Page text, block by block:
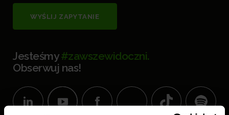
WYŚLIJ ZAPYTANIE
Jesteśmy#zawszewidoczni.
Obserwuj nas!